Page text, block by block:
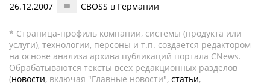
26.12.2007 CBOSS в Германии
* Страница-профиль компании, системы (продукта или
услуги), технологии, персоны и т.п. создается редактором
на основе анализа архива публикаций портала CNews.
Обрабатываются тексты всех редакционных разделов
(новости, включая "Главные новости", статьи,